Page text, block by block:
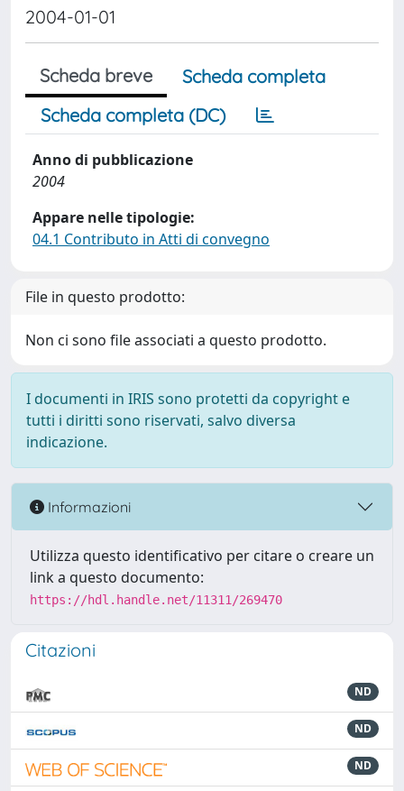
2004-01-01
Scheda breve
Scheda completa
Scheda completa (DC)
Anno di pubblicazione
2004
Appare nelle tipologie:
04.1 Contributo in Atti di convegno
File in questo prodotto:
Non ci sono file associati a questo prodotto.
I documenti in IRIS sono protetti da copyright e
tutti i diritti sono riservati, salvo diversa
indicazione.
Informazioni
Utilizza questo identificativo per citare o creare un
link a questo documento:
https://hdl.handle.net/11311/269470
Citazioni
ND
ND
ND